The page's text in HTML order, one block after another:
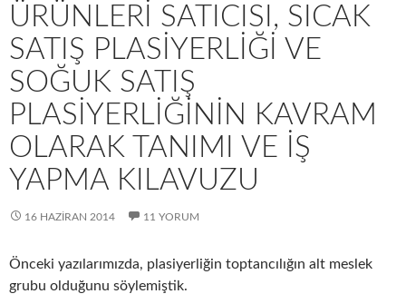
ÜRÜNLERI SATICISI, SICAK
SATIŞ PLASIYERLIĞI VE
SOĞUK SATIŞ
PLASIYERLIĞININ KAVRAM
OLARAK TANIMI VE IŞ
YAPMA KILAVUZU
16 HAZIRAN 2014 11 YORUM
Önceki yazılarımızda, plasiyerliğin toptancılığın alt meslek
grubu olduğunu söylemiştik.